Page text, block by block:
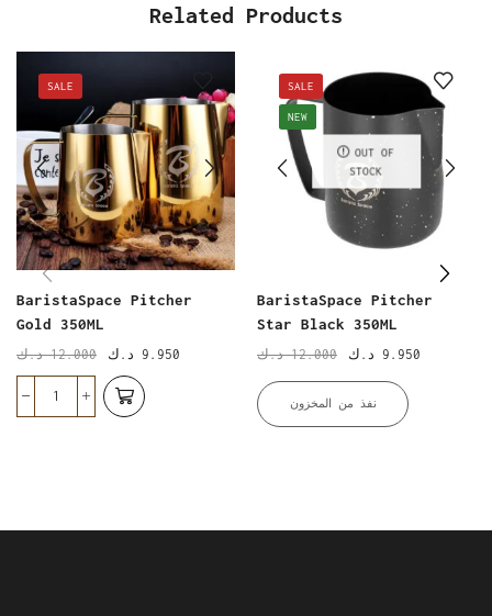
Related Products
SALE
BaristaSpace Pitcher
Gold 350ML
12.000 د.ك 9.950 د.ك
SALE
NEW
OUT OF
STOCK
BaristaSpace Pitcher
Star Black 350ML
12.000 د.ك 9.950 د.ك
نفذ من المخزون